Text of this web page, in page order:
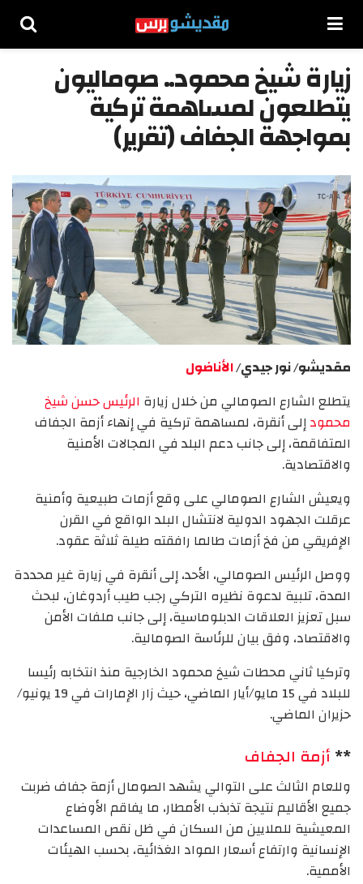
زيارة شيخ محمود.. صوماليون
يتطلعون لمساهمة تركية
بمواجهة الجفاف (تقرير)
مقديشو/ نور جيدي/الأناضول
يتطلع الشارع الصومالي من خلال زيارة الرئيس حسن شيخ
محمودإلى أنقرة، لمساهمة تركية في إنهاء أزمة الجفاف
المتفاقمة، إلى جانب دعم البلد في المجالات الأمنية
والاقتصادية.
ويعيش الشارع الصومالي على وقع أزمات طبيعية وأمنية
عرقلت الجهود الدولية لانتشال البلد الواقع في القرن
الإفريقي من فخ أزمات طالما رافقته طيلة ثلاثة عقود.
ووصل الرئيس الصومالي، الأحد، إلى أنقرة في زيارة غير محددة
المدة، تلبية لدعوة نظيره التركي رجب طيب أردوغان، لبحث
سبل تعزيز العلاقات الدبلوماسية، إلى جانب ملفات الأمن
والاقتصاد، وفق بيان للرئاسة الصومالية.
وتركيا ثاني محطات شيخ محمود الخارجية منذ انتخابه رئيسا
للبلاد في 15 مايو/أيار الماضي، حيث زار الإمارات في 19 يونيو/
حزيران الماضي‎.
**أزمة الجفاف
وللعام الثالث على التوالي يشهد الصومال أزمة جفاف ضربت
جميع الأقاليم نتيجة تذبذب الأمطار، ما يفاقم الأوضاع
المعيشية للملايين من السكان في ظل نقص المساعدات
الإنسانية وارتفاع أسعار المواد الغذائية، بحسب الهيئات
الأممية.